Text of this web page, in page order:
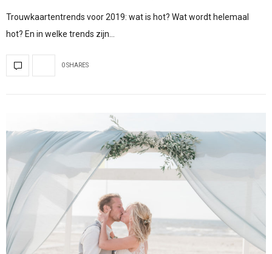
Trouwkaartentrends voor 2019: wat is hot? Wat wordt helemaal
hot? En in welke trends zijn…
0 SHARES